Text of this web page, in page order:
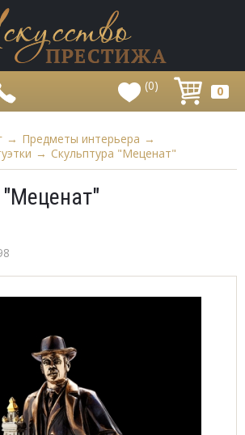
(0) 0
→ Предметы интерьера →
→ Скульптура "Меценат"
"Меценат"